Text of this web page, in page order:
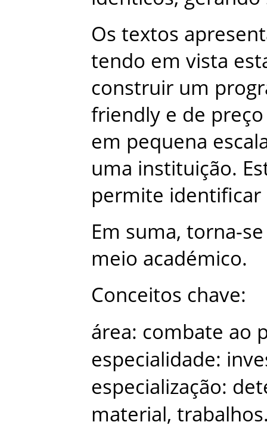
Os textos
tendo em vista
construir um
friendly e de preço
em pequena
uma instituição.
permite identificar
Em suma, torna-se
meio académico.
Conceitos chave:
área: combate ao
especialidade:
especialização:
material, trabalhos